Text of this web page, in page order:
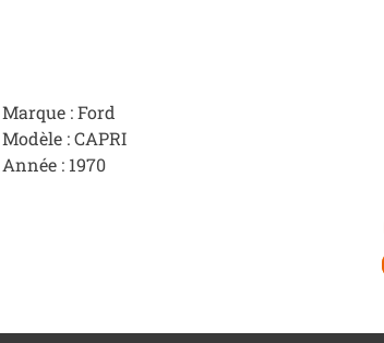
Marque : Ford
Modèle : CAPRI
Année : 1970